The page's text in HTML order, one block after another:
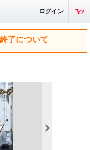
ログイン
了について